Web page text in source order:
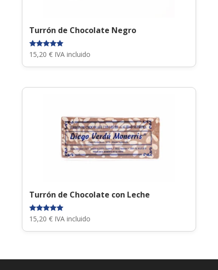
Turrón de Chocolate Negro
Valorado
con
5.00
15,20 € IVA incluido
Turrón de Chocolate con Leche
Valorado
con
5.00
15,20 € IVA incluido